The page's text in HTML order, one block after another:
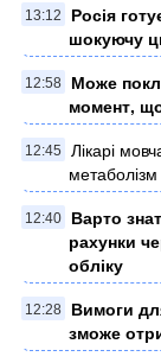
13:12
Росія
шокуючу
12:58
Може
момент,
12:45
Лікарі
12:40
Варто
рахунки
обліку
12:28
Вимоги
зможе